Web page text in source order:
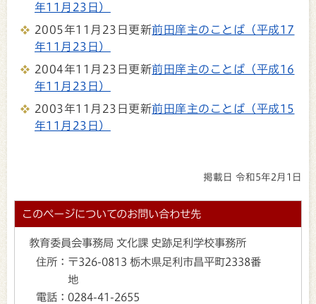
年11月23日）
2005年11月23日更新前田庠主のことば（平成17
年11月23日）
2004年11月23日更新前田庠主のことば（平成16
年11月23日）
2003年11月23日更新前田庠主のことば（平成15
年11月23日）
掲載日 令和5年2月1日
このページについてのお問い合わせ先
教育委員会事務局 文化課 史跡足利学校事務所
住所： 〒326-0813 栃木県足利市昌平町2338番
地
電話： 0284-41-2655